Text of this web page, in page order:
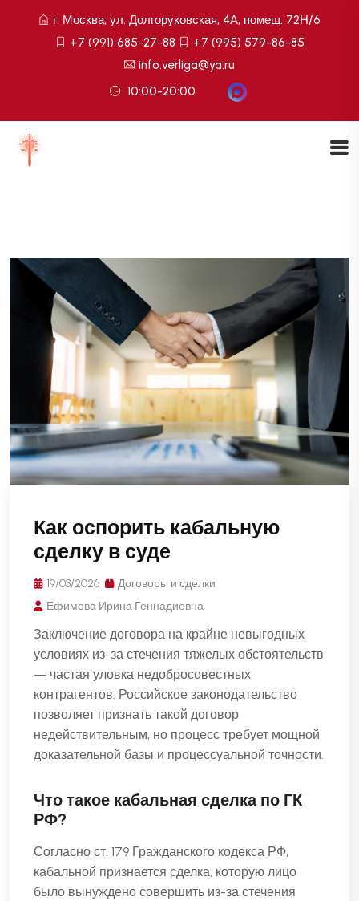
г. Москва, ул. Долгоруковская, 4А, помещ. 72Н/6
+7 (991) 685-27-88
+7 (995) 579-86-85
info.verliga@ya.ru
10:00-20:00
Как оспорить кабальную
сделку в суде
19/03/2026
Договоры и сделки
Ефимова Ирина Геннадиевна
Заключение договора на крайне невыгодных
условиях из-за стечения тяжелых обстоятельств
— частая уловка недобросовестных
контрагентов. Российское законодательство
позволяет признать такой договор
недействительным, но процесс требует мощной
доказательной базы и процессуальной точности.
Что такое кабальная сделка по ГК
РФ?
Согласно ст. 179 Гражданского кодекса РФ,
кабальной признается сделка, которую лицо
было вынуждено совершить из-за стечения